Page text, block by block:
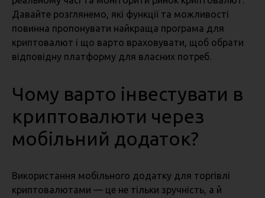
Давайте розглянемо, які функції та можливості
повинна пропонувати найкраща програма для
криптовалют і що варто враховувати, щоб обрати
відповідну платформу для власних потреб.
Чому варто інвестувати в
криптовалюти через
мобільний додаток?
Використання мобільного додатку для торгівлі
криптовалютами — це не тільки зручність, а й